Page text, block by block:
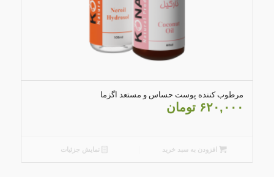
مرطوب کننده پوست حساس و مستعد اگزما
۶۲۰,۰۰۰ تومان
افزودن به سبد خرید نمایش جزئیات